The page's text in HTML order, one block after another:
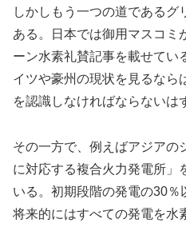
しかしもう一つの道である
ある。日本では御用マスコミ
ーン水素礼賛記事を載せてい
イツや豪州の現状を見るなら
を認識しなければならないは
その一方で、例えばアジアの
に対応する複合火力発電所」
いる。初期段階の発電の30％
将来的にはすべての発電を水